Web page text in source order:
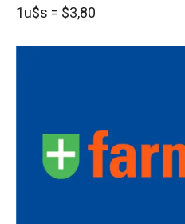
1u$s = $3,80